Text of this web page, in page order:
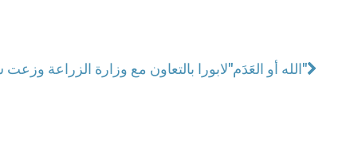
لابورا بالتعاون مع وزارة الزراعة "الله أو العَدَم"